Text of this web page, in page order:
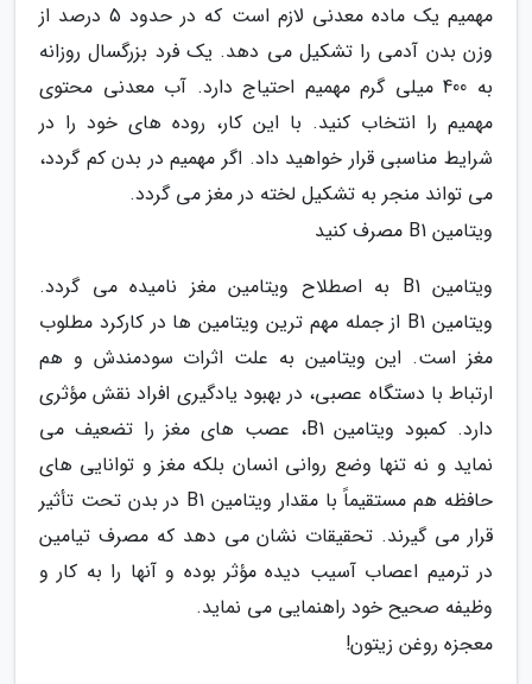
مهمیم یک ماده معدنی لازم است که در حدود 5 درصد از
وزن بدن آدمی را تشکیل می دهد. یک فرد بزرگسال روزانه
به 400 میلی گرم مهمیم احتیاج دارد. آب معدنی محتوی
مهمیم را انتخاب کنید. با این کار، روده های خود را در
شرایط مناسبی قرار خواهید داد. اگر مهمیم در بدن کم گردد،
می تواند منجر به تشکیل لخته در مغز می گردد.
ویتامین B1 مصرف کنید
ویتامین B1 به اصطلاح ویتامین مغز نامیده می گردد.
ویتامین B1 از جمله مهم ترین ویتامین ها در کارکرد مطلوب
مغز است. این ویتامین به علت اثرات سودمندش و هم
ارتباط با دستگاه عصبی، در بهبود یادگیری افراد نقش مؤثری
دارد. کمبود ویتامین B1، عصب های مغز را تضعیف می
نماید و نه تنها وضع روانی انسان بلکه مغز و توانایی های
حافظه هم مستقیماً با مقدار ویتامین B1 در بدن تحت تأثیر
قرار می گیرند. تحقیقات نشان می دهد که مصرف تیامین
در ترمیم اعصاب آسیب دیده مؤثر بوده و آنها را به کار و
وظیفه صحیح خود راهنمایی می نماید.
معجزه روغن زیتون!